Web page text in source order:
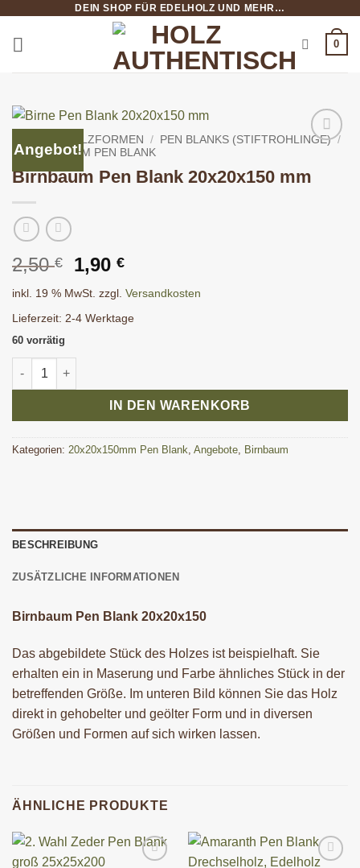
springen
DEIN SHOP FÜR EDELHOLZ UND MEHR…
0
Angebot!
HOLZFORMEN / PEN BLANKS (STIFTROHLINGE) /
20X20X150MM PEN BLANK
Birnbaum Pen Blank 20x20x150 mm
2,50€
Ursprünglicher
war:
2,50 €
1,90€Aktueller
ist:
1,90 €.
inkl. 19 % MwSt. zzgl. Versandkosten
Lieferzeit: 2-4 Werktage
60 vorrätig
Birnbaum Pen Blank 20x20x150 mm Menge
IN DEN WARENKORB
Kategorien: 20x20x150mm Pen Blank, Angebote, Birnbaum
BESCHREIBUNG
ZUSÄTZLICHE INFORMATIONEN
Birnbaum Pen Blank 20x20x150
Das abgebildete Stück des Holzes ist beispielhaft. Sie
erhalten ein in Maserung und Farbe ähnliches Stück in der
betreffenden Größe. Im unteren Bild können Sie das Holz
direkt in gehobelter und geölter Form und in diversen
Größen und Formen auf sich wirken lassen.
ÄHNLICHE PRODUKTE